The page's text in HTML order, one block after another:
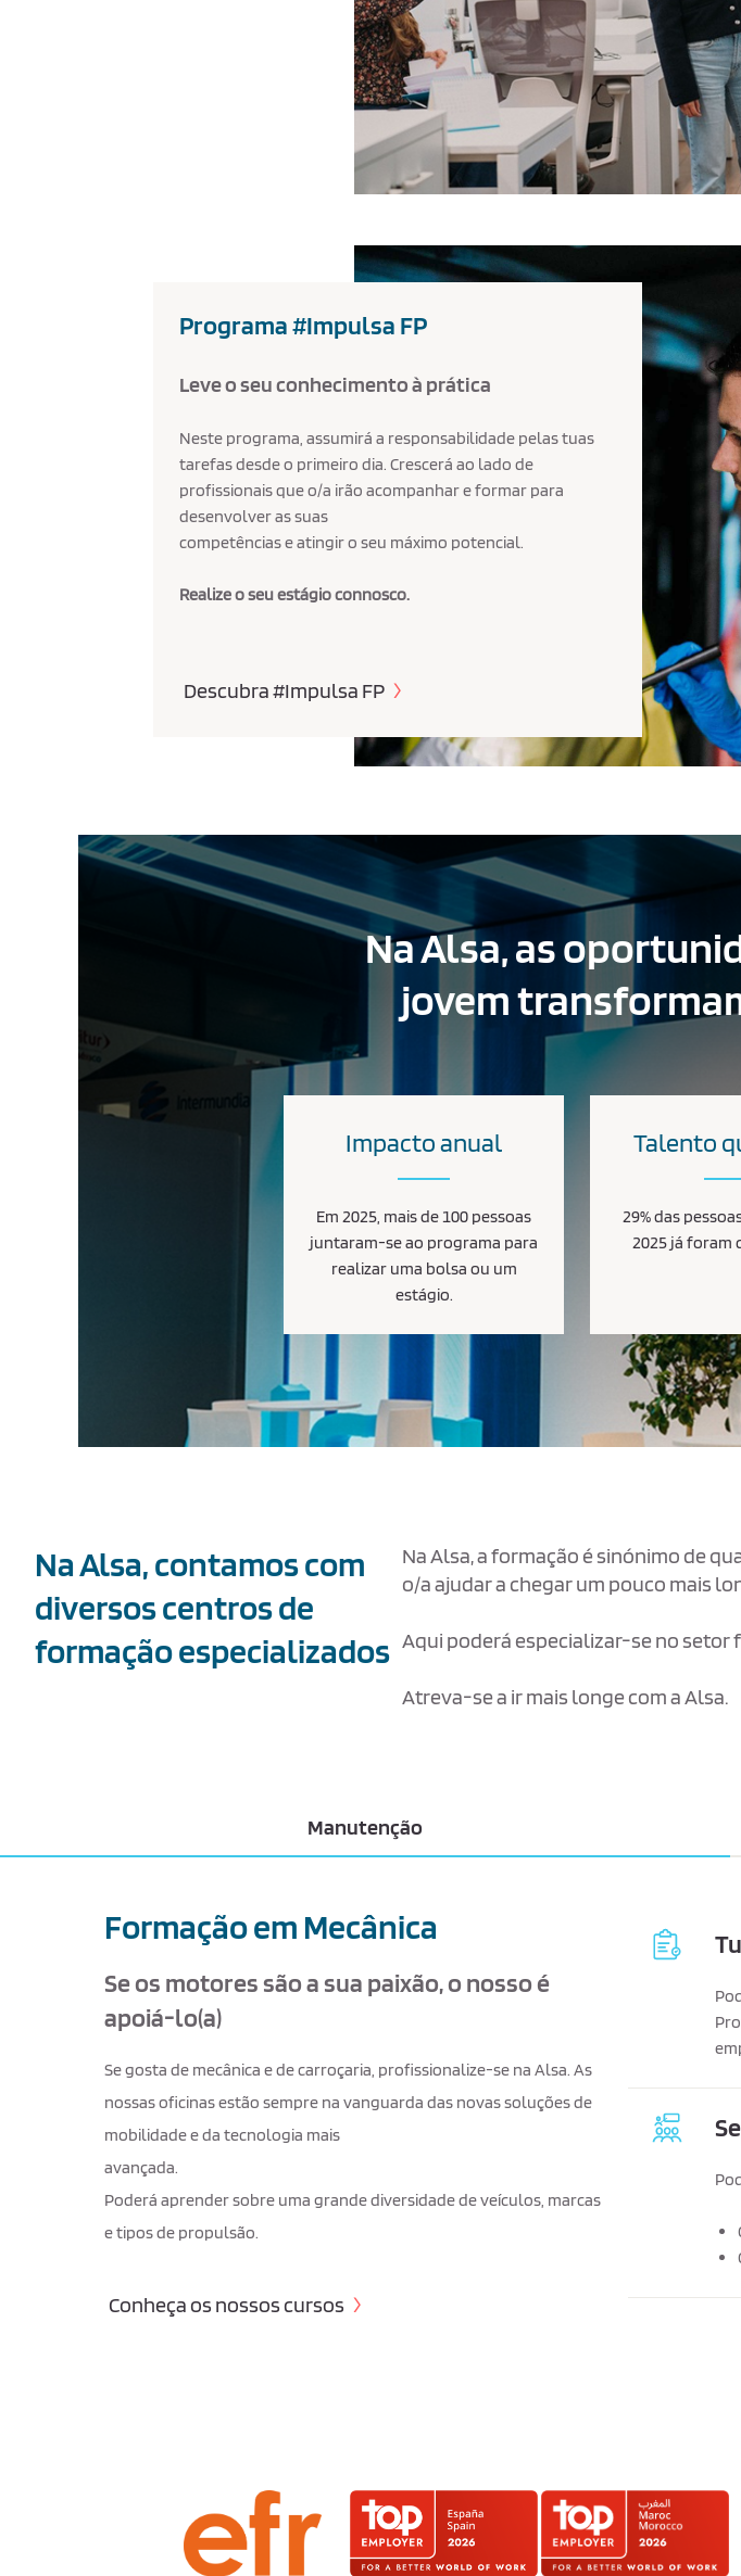
Programa #Impulsa FP
Leve o seu conhecimento à prática
Neste programa, assumirá a responsabilidade pelas tuas
tarefas desde o primeiro dia. Crescerá ao lado de
profissionais que o/a irão acompanhar e formar para
desenvolver as suas
competências e atingir o seu máximo potencial.
Realize o seu estágio connosco.
Descubra #Impulsa FP
Na Alsa, as
jovem
Impacto anual
Em 2025, mais de 100 pessoas
juntaram-se ao programa para
realizar uma bolsa ou um
estágio.
Talento
29% das
2025 já foram
Na Alsa, contamos com
diversos centros de
formação especializados
Na Alsa, a formação é sinónimo de
o/a ajudar a chegar um pouco mais
Aqui poderá especializar-se no setor
Atreva-se a ir mais longe com a Alsa.
Manutenção
Formação em Mecânica
Se os motores são a sua paixão, o nosso é
apoiá-lo(a)
Se gosta de mecânica e de carroçaria, profissionalize-se na Alsa. As
nossas oficinas estão sempre na vanguarda das novas soluções de
mobilidade e da tecnologia mais
avançada.
Poderá aprender sobre uma grande diversidade de veículos, marcas
e tipos de propulsão.
Conheça os nossos cursos